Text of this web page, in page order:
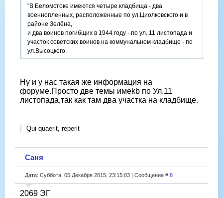
"В Беломстоке имеются четыре кладбища - два
военнопленных, расположенные по ул.Циолковского и в
районе Зелёна,
и два воинов погибщих в 1944 году - по ул. 11 листопада и
участок советских воинов на коммунальном кладбище - по
ул.Высоцкего.
Ну и у нас такая же информация на
форуме.Просто две темы имеkb по Ул.11
листопада,так как там два участка на кладбище.
Qui quaerit, reperit
Саня
Дата: Суббота, 05 Декабря 2015, 23:15:03 | Сообщение # 8
2069 ЭГ